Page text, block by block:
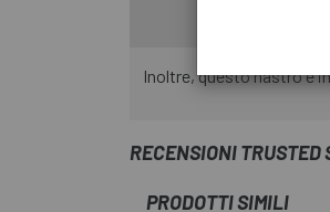
Inoltre, questo nastro è
RECENSIONI TRUSTED
PRODOTTI SIMILI